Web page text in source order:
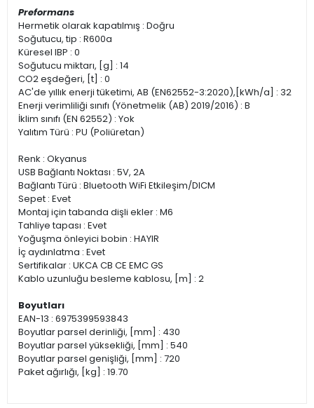
Preformans
Hermetik olarak kapatılmış : Doğru
Soğutucu, tip : R600a
Küresel IBP : 0
Soğutucu miktarı, [g] : 14
CO2 eşdeğeri, [t] : 0
AC'de yıllık enerji tüketimi, AB (EN62552-3:2020),[kWh/a] : 32
Enerji verimliliği sınıfı (Yönetmelik (AB) 2019/2016) : B
İklim sınıfı (EN 62552) : Yok
Yalıtım Türü : PU (Poliüretan)
Renk : Okyanus
USB Bağlantı Noktası : 5V, 2A
Bağlantı Türü : Bluetooth WiFi Etkileşim/DICM
Sepet : Evet
Montaj için tabanda dişli ekler : M6
Tahliye tapası : Evet
Yoğuşma önleyici bobin : HAYIR
İç aydınlatma : Evet
Sertifikalar : UKCA CB CE EMC GS
Kablo uzunluğu besleme kablosu, [m] : 2
Boyutları
EAN-13 : 6975399593843
Boyutlar parsel derinliği, [mm] : 430
Boyutlar parsel yüksekliği, [mm] : 540
Boyutlar parsel genişliği, [mm] : 720
Paket ağırlığı, [kg] : 19.70